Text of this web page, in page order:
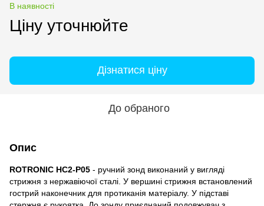
В наявності
Ціну уточнюйте
Дізнатися ціну
До обраного
Опис
ROTRONIC HC2-P05 - ручний зонд виконаний у вигляді
стрижня з нержавіючої сталі. У вершині стрижня встановлений
гострий наконечник для протиканія матеріалу. У підставі